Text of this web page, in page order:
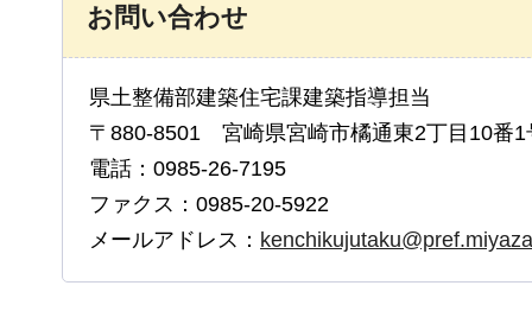
お問い合わせ
県土整備部建築住宅課建築指導担当
〒880-8501 宮崎県宮崎市橘通東2丁目10番1
電話：0985-26-7195
ファクス：0985-20-5922
メールアドレス：